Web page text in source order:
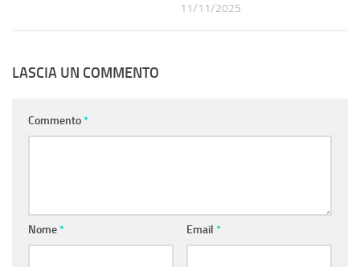
11/11/2025
LASCIA UN COMMENTO
Commento*
Nome* Email *